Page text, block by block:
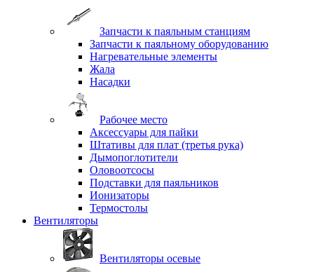
Запчасти к паяльным станциям
Запчасти к паяльному оборудованию
Нагревательные элементы
Жала
Насадки
Рабочее место
Аксессуары для пайки
Штативы для плат (третья рука)
Дымопоглотители
Оловоотсосы
Подставки для паяльников
Ионизаторы
Термостолы
Вентиляторы
Вентиляторы осевые